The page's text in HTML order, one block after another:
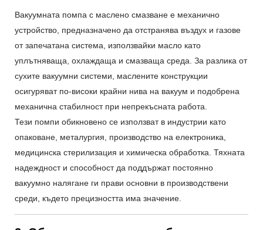
Вакуумната помпа с маслено смазване е механично
устройство, предназначено да отстранява въздух и газове
от запечатана система, използвайки масло като
уплътняваща, охлаждаща и смазваща среда. За разлика от
сухите вакуумни системи, маслените конструкции
осигуряват по-високи крайни нива на вакуум и подобрена
механична стабилност при непрекъсната работа.
Тези помпи обикновено се използват в индустрии като
опаковане, металургия, производство на електроника,
медицинска стерилизация и химическа обработка. Тяхната
надеждност и способност да поддържат постоянно
вакуумно налягане ги прави основни в производствени
среди, където прецизността има значение.